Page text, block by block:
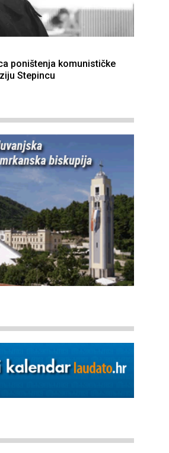
poništenja komunističke
Stepincu